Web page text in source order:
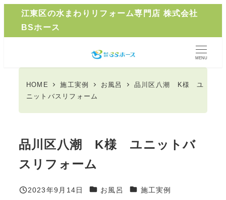
ン
江東区の水まわりリフォーム専門店 株式会社
BSホース
MENU
HOME 施工実例 お風呂
品川区八潮 K様 ユ
ニットバスリフォーム
品川区八潮 K様 ユニットバ
スリフォーム
投稿日
2023年9月14日 カテゴリー
お風呂 カテゴリー
施工実例